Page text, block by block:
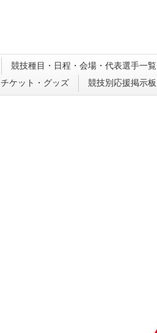
競技種目・日程・会場・代表選手一覧
チケット・グッズ 競技別応援掲示板